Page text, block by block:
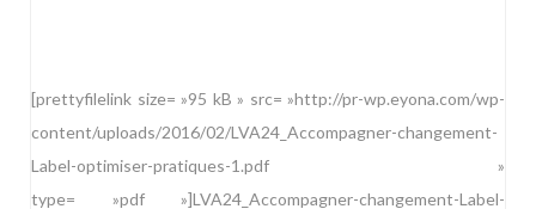
[prettyfilelink size= »95 kB » src= »http://pr-wp.eyona.com/wp-
content/uploads/2016/02/LVA24_Accompagner-changement-
Label-optimiser-pratiques-1.pdf »
type= »pdf »]LVA24_Accompagner-changement-Label-